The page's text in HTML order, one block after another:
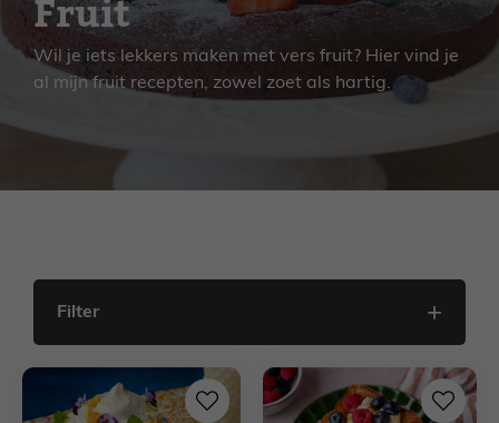
Fruit
Wil je iets lekkers maken met vers fruit? Hier vind je
al mijn fruit recepten, zowel zoet als hartig.
Filter